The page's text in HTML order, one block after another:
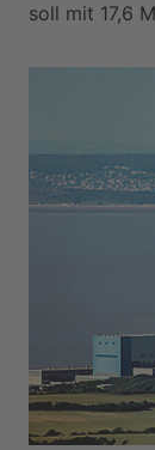
soll mit 17,6